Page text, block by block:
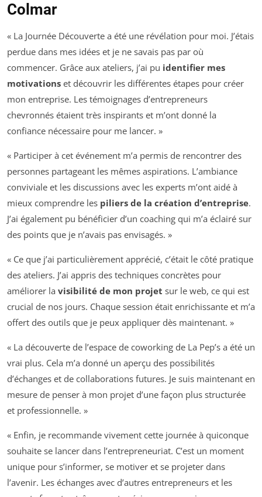
Colmar
« La Journée Découverte a été une révélation pour moi. J’étais
perdue dans mes idées et je ne savais pas par où
commencer. Grâce aux ateliers, j’ai pu identifier mes
motivations et découvrir les différentes étapes pour créer
mon entreprise. Les témoignages d’entrepreneurs
chevronnés étaient très inspirants et m’ont donné la
confiance nécessaire pour me lancer. »
« Participer à cet événement m’a permis de rencontrer des
personnes partageant les mêmes aspirations. L’ambiance
conviviale et les discussions avec les experts m’ont aidé à
mieux comprendre les piliers de la création d’entreprise.
J’ai également pu bénéficier d’un coaching qui m’a éclairé sur
des points que je n’avais pas envisagés. »
« Ce que j’ai particulièrement apprécié, c’était le côté pratique
des ateliers. J’ai appris des techniques concrètes pour
améliorer la visibilité de mon projet sur le web, ce qui est
crucial de nos jours. Chaque session était enrichissante et m’a
offert des outils que je peux appliquer dès maintenant. »
« La découverte de l’espace de coworking de La Pep’s a été un
vrai plus. Cela m’a donné un aperçu des possibilités
d’échanges et de collaborations futures. Je suis maintenant en
mesure de penser à mon projet d’une façon plus structurée
et professionnelle. »
« Enfin, je recommande vivement cette journée à quiconque
souhaite se lancer dans l’entrepreneuriat. C’est un moment
unique pour s’informer, se motiver et se projeter dans
l’avenir. Les échanges avec d’autres entrepreneurs et les